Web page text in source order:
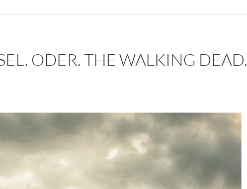
ODER. THE WALKING DEAD.